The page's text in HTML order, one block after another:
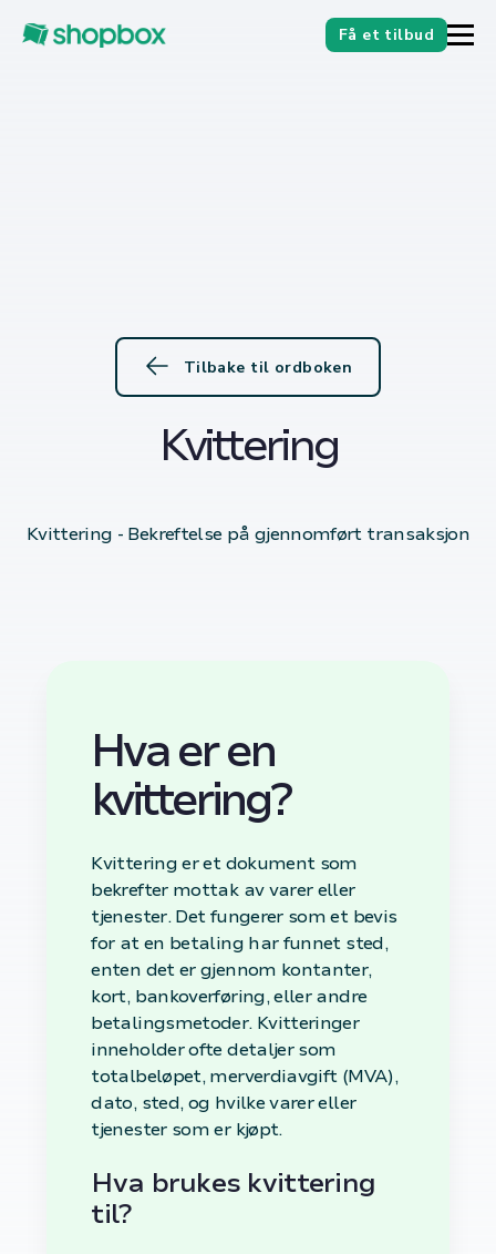
Få et tilbud
Tilbake til ordboken
Kvittering
Kvittering - Bekreftelse på gjennomført transaksjon
Hva er en
kvittering?
Kvittering er et dokument som
bekrefter mottak av varer eller
tjenester. Det fungerer som et bevis
for at en betaling har funnet sted,
enten det er gjennom kontanter,
kort, bankoverføring, eller andre
betalingsmetoder. Kvitteringer
inneholder ofte detaljer som
totalbeløpet, merverdiavgift (MVA),
dato, sted, og hvilke varer eller
tjenester som er kjøpt.
Hva brukes kvittering
til?